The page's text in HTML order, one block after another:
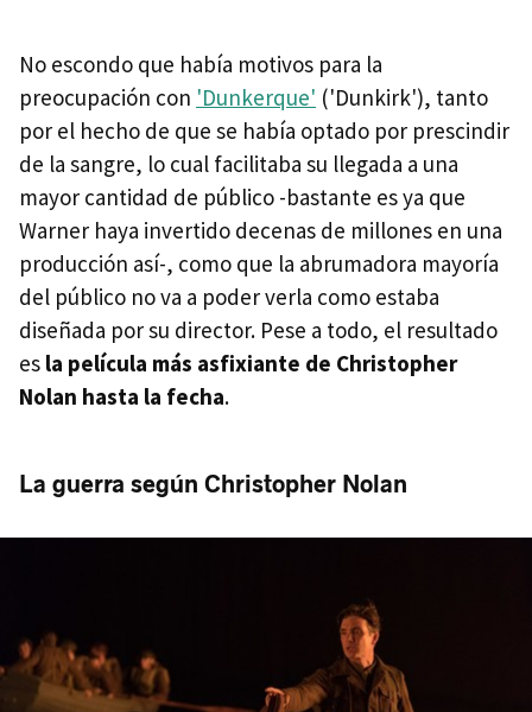
No escondo que había motivos para la
preocupación con 'Dunkerque' ('Dunkirk'), tanto
por el hecho de que se había optado por prescindir
de la sangre, lo cual facilitaba su llegada a una
mayor cantidad de público -bastante es ya que
Warner haya invertido decenas de millones en una
producción así-, como que la abrumadora mayoría
del público no va a poder verla como estaba
diseñada por su director. Pese a todo, el resultado
es la película más asfixiante de Christopher
Nolan hasta la fecha.
La guerra según Christopher Nolan